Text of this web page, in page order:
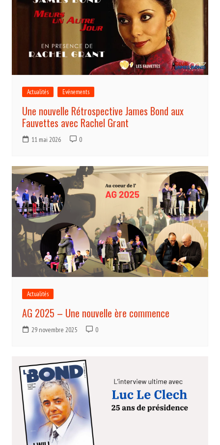
Actualités Evénements
Une nouvelle Rétrospective James Bond aux
Fauvettes avec Rachel Grant
11 mai 2026 0
Actualités
AG 2025 – Une nouvelle ère commence
29 novembre 2025 0